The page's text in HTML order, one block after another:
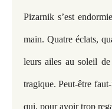
Pizarnik s’est
main. Quatre éclats,
leurs ailes au soleil
tragique. Peut-être
qui, pour avoir trop